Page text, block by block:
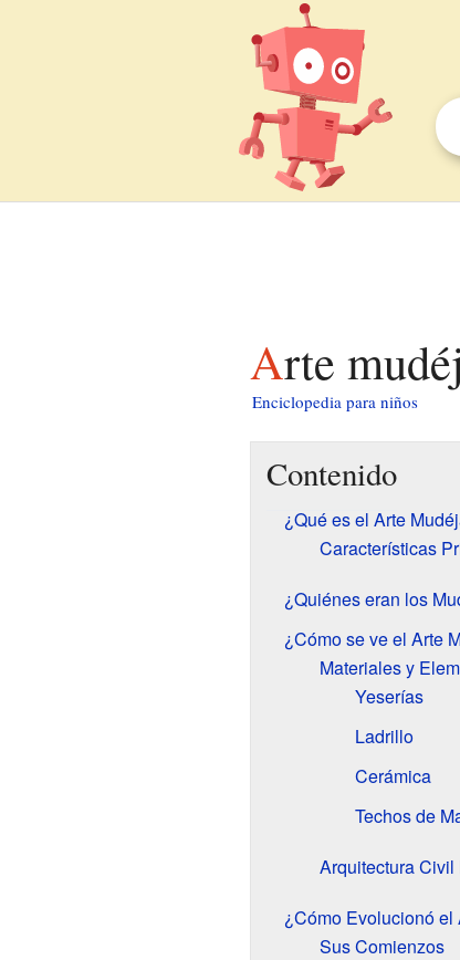
Arte
Enciclopedia para niños
Contenido
¿Qué es el Arte
Características
¿Quiénes eran los
¿Cómo se ve el Arte
Materiales y
Yeserías
Ladrillo
Cerámica
Techos de
Arquitectura Civil
¿Cómo Evolucionó el
Sus Comienzos